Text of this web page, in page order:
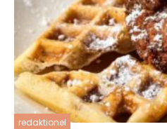
redaktionel